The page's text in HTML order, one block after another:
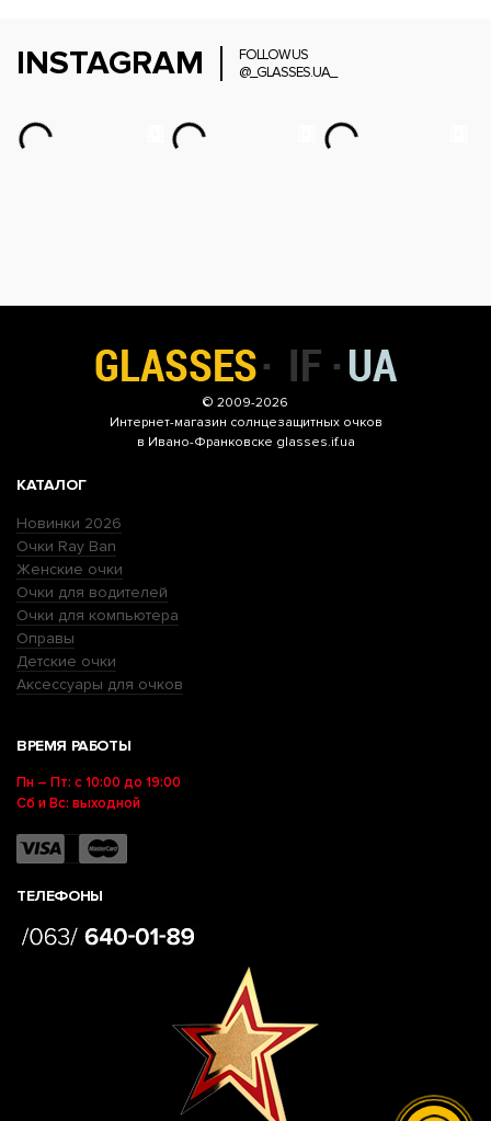
INSTAGRAM
FOLLOW US
@_GLASSES.UA_
© 2009-2026
Интернет-магазин солнцезащитных очков
в Ивано-Франковске glasses.if.ua
КАТАЛОГ
Новинки 2026
Очки Ray Ban
Женские очки
Очки для водителей
Очки для компьютера
Оправы
Детские очки
Аксессуары для очков
ВРЕМЯ РАБОТЫ
Пн – Пт: с 10:00 до 19:00
Сб и Вс: выходной
ТЕЛЕФОНЫ